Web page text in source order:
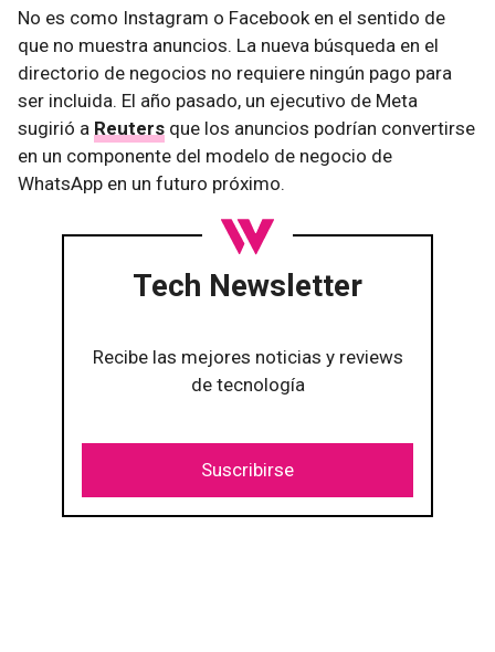
No es como Instagram o Facebook en el sentido de
que no muestra anuncios. La nueva búsqueda en el
directorio de negocios no requiere ningún pago para
ser incluida. El año pasado, un ejecutivo de Meta
sugirió a Reuters que los anuncios podrían convertirse
en un componente del modelo de negocio de
WhatsApp en un futuro próximo.
Tech Newsletter
Recibe las mejores noticias y reviews
de tecnología
Suscribirse